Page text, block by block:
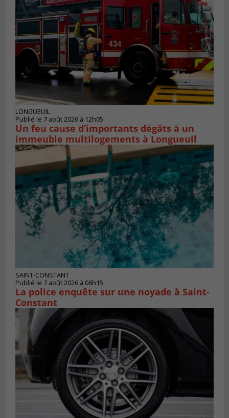
LONGUEUIL
Publié le 7 août 2026 à 12h05
Un feu cause d’importants dégâts à un
immeuble multilogements à Longueuil
SAINT-CONSTANT
Publié le 7 août 2026 à 06h15
La police enquête sur une noyade à Saint-
Constant